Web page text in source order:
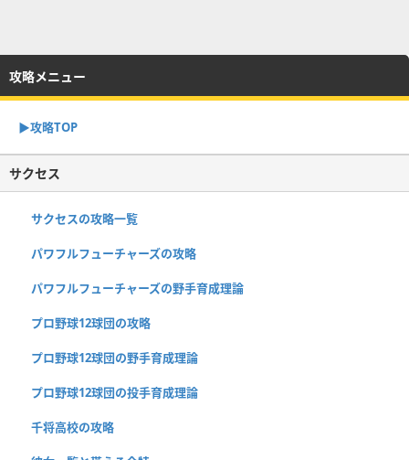
攻略メニュー
▶︎攻略TOP
サクセス
サクセスの攻略一覧
パワフルフューチャーズの攻略
パワフルフューチャーズの野手育成理論
プロ野球12球団の攻略
プロ野球12球団の野手育成理論
プロ野球12球団の投手育成理論
千将高校の攻略